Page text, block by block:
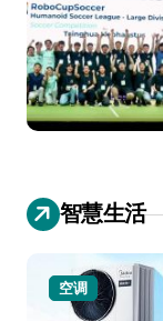
智慧生活
小家电